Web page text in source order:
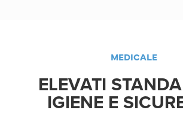
MEDICALE
ELEVATI
IGIENE E